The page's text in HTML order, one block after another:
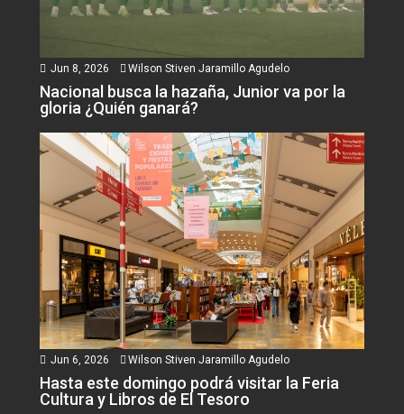
Jun 8, 2026 Wilson Stiven Jaramillo Agudelo
Nacional busca la hazaña, Junior va por la
gloria ¿Quién ganará?
Jun 6, 2026 Wilson Stiven Jaramillo Agudelo
Hasta este domingo podrá visitar la Feria
Cultura y Libros de El Tesoro